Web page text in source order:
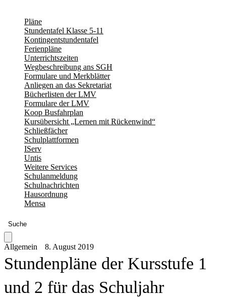
Pläne
Stundentafel Klasse 5-11
Kontingentstundentafel
Ferienpläne
Unterrichtszeiten
Wegbeschreibung ans SGH
Formulare und Merkblätter
Anliegen an das Sekretariat
Bücherlisten der LMV
Formulare der LMV
Koop Busfahrplan
Kursübersicht „Lernen mit Rückenwind“
Schließfächer
Schulplattformen
IServ
Untis
Weitere Services
Schulanmeldung
Schulnachrichten
Hausordnung
Mensa
Suche
Allgemein 8. August 2019
Stundenpläne der Kursstufe 1
und 2 für das Schuljahr